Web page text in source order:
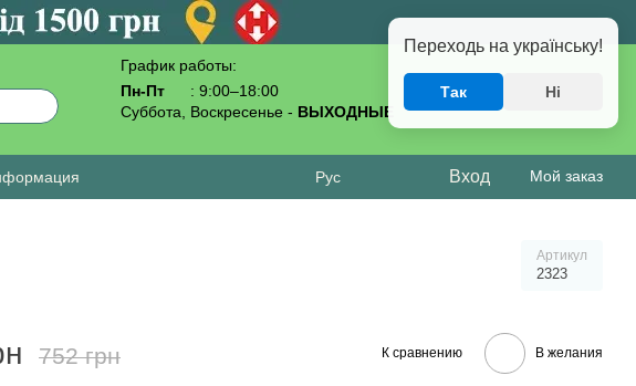
График работы:
Пн-Пт
: 9:00–18:00
Суббота, Воскресенье - ВЫХОДНЫЕ
093-619-80-70
Рус Вход Мой заказ
Артикул
2323
752 грн К сравнению В желания
Переходь на українську!
Так Ні